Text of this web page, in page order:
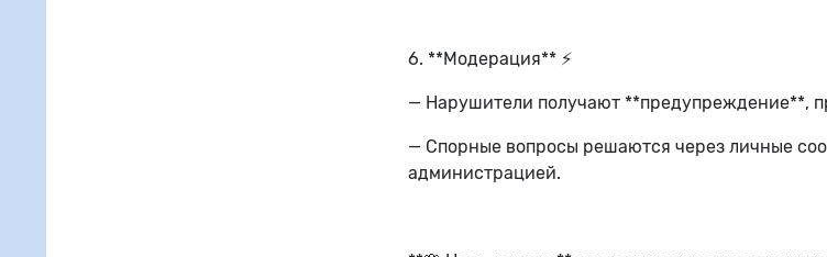
6. **Модерация** ⚡
— Нарушители получают **предупреждение**,
— Спорные вопросы решаются через личные
администрацией.